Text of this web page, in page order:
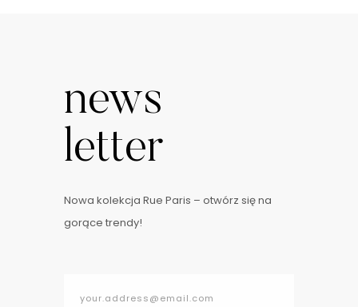
news
letter
Nowa kolekcja Rue Paris – otwórz się na
gorące trendy!